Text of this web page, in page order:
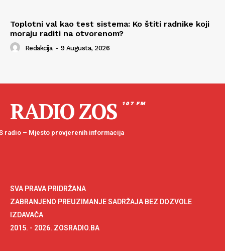
Toplotni val kao test sistema: Ko štiti radnike koji
moraju raditi na otvorenom?
Redakcija - 9 Augusta, 2026
RADIO ZOS 107 FM
radio – Mjesto provjerenih informacija
SVA PRAVA PRIDRŽANA
ZABRANJENO PREUZIMANJE SADRŽAJA BEZ DOZVOLE
IZDAVAČA
2015. - 2026. ZOSRADIO.BA